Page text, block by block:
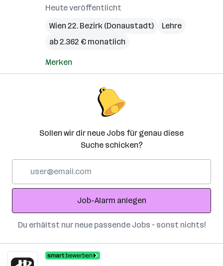
Heute veröffentlicht
Wien 22. Bezirk (Donaustadt)
Lehre
ab 2.362 € monatlich
Merken
Sollen wir dir neue Jobs für genau diese
Suche schicken?
Adresse
Job-Alarm anlegen
Du erhältst nur neue passende Jobs – sonst nichts!